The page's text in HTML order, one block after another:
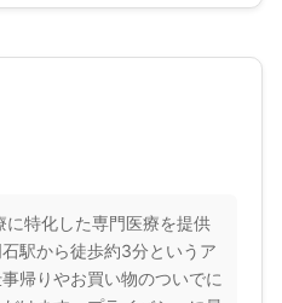
に特化した専門医療を提供
駅から徒歩約3分というア
帰りやお買い物のついでに